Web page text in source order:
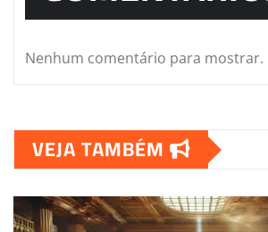
Nenhum comentário para mostrar.
VEJA TAMBÉM